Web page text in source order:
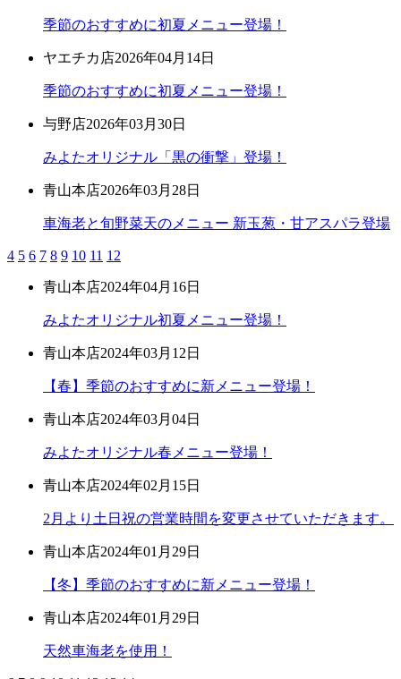
季節のおすすめに初夏メニュー登場！
ヤエチカ店2026年04月14日
季節のおすすめに初夏メニュー登場！
与野店2026年03月30日
みよたオリジナル「黒の衝撃」登場！
青山本店2026年03月28日
車海老と旬野菜天のメニュー 新玉葱・甘アスパラ登場
4 5 6 7 8 9 10 11 12
青山本店2024年04月16日
みよたオリジナル初夏メニュー登場！
青山本店2024年03月12日
【春】季節のおすすめに新メニュー登場！
青山本店2024年03月04日
みよたオリジナル春メニュー登場！
青山本店2024年02月15日
2月より土日祝の営業時間を変更させていただきます。
青山本店2024年01月29日
【冬】季節のおすすめに新メニュー登場！
青山本店2024年01月29日
天然車海老を使用！